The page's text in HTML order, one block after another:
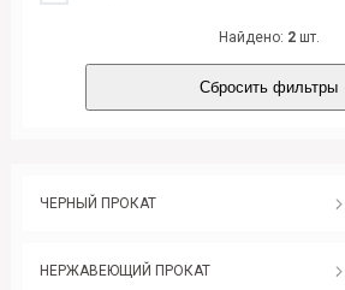
Найдено: 2шт.
Сбросить фильтры
ЧЕРНЫЙ ПРОКАТ
НЕРЖАВЕЮЩИЙ ПРОКАТ